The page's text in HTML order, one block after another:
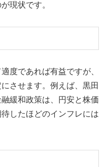
現状です。
度であれば有益ですが、
させます。例えば、黒田
緩和政策は、円安と株価
したほどのインフレには